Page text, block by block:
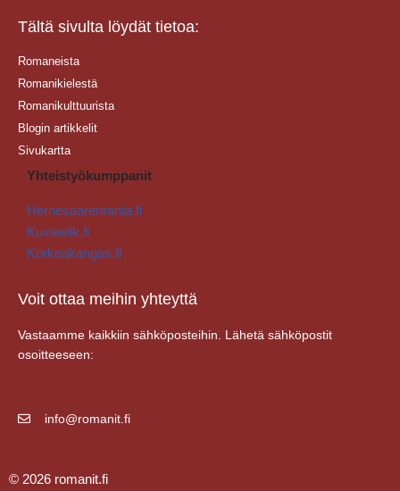
Tältä sivulta löydät tietoa:
Romaneista
Romanikielestä
Romanikulttuurista
Blogin artikkelit
Sivukartta
Yhteistyökumppanit
Hernesaarenranta.fi
Kuvawiik.fi
Korkeakangas.fi
Voit ottaa meihin yhteyttä
Vastaamme kaikkiin sähköposteihin. Lähetä sähköpostit
osoitteeseen:
info@romanit.fi
© 2026 romanit.fi